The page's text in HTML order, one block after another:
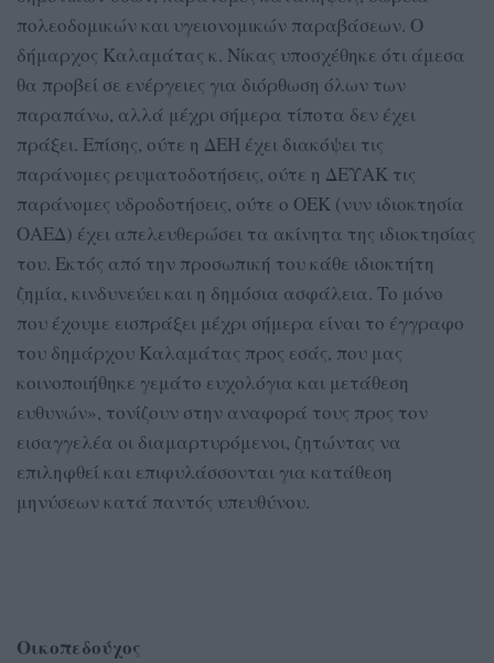
πολεοδομικών και υγειονομικών παραβάσεων. Ο
δήμαρχος Καλαμάτας κ. Νίκας υποσχέθηκε ότι άμεσα
θα προβεί σε ενέργειες για διόρθωση όλων των
παραπάνω, αλλά μέχρι σήμερα τίποτα δεν έχει
πράξει. Επίσης, ούτε η ΔΕΗ έχει διακόψει τις
παράνομες ρευματοδοτήσεις, ούτε η ΔΕΥΑΚ τις
παράνομες υδροδοτήσεις, ούτε ο ΟΕΚ (νυν ιδιοκτησία
ΟΑΕΔ) έχει απελευθερώσει τα ακίνητα της ιδιοκτησίας
του. Εκτός από την προσωπική του κάθε ιδιοκτήτη
ζημία, κινδυνεύει και η δημόσια ασφάλεια. Το μόνο
που έχουμε εισπράξει μέχρι σήμερα είναι το έγγραφο
του δημάρχου Καλαμάτας προς εσάς, που μας
κοινοποιήθηκε γεμάτο ευχολόγια και μετάθεση
ευθυνών», τονίζουν στην αναφορά τους προς τον
εισαγγελέα οι διαμαρτυρόμενοι, ζητώντας να
επιληφθεί και επιφυλάσσονται για κατάθεση
μηνύσεων κατά παντός υπευθύνου.
Οικοπεδούχος